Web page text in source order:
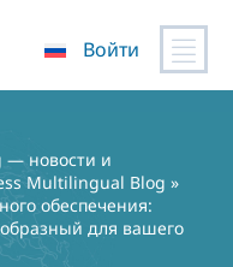
Войти
— новости и
Multilingual Blog »
обеспечения:
для вашего